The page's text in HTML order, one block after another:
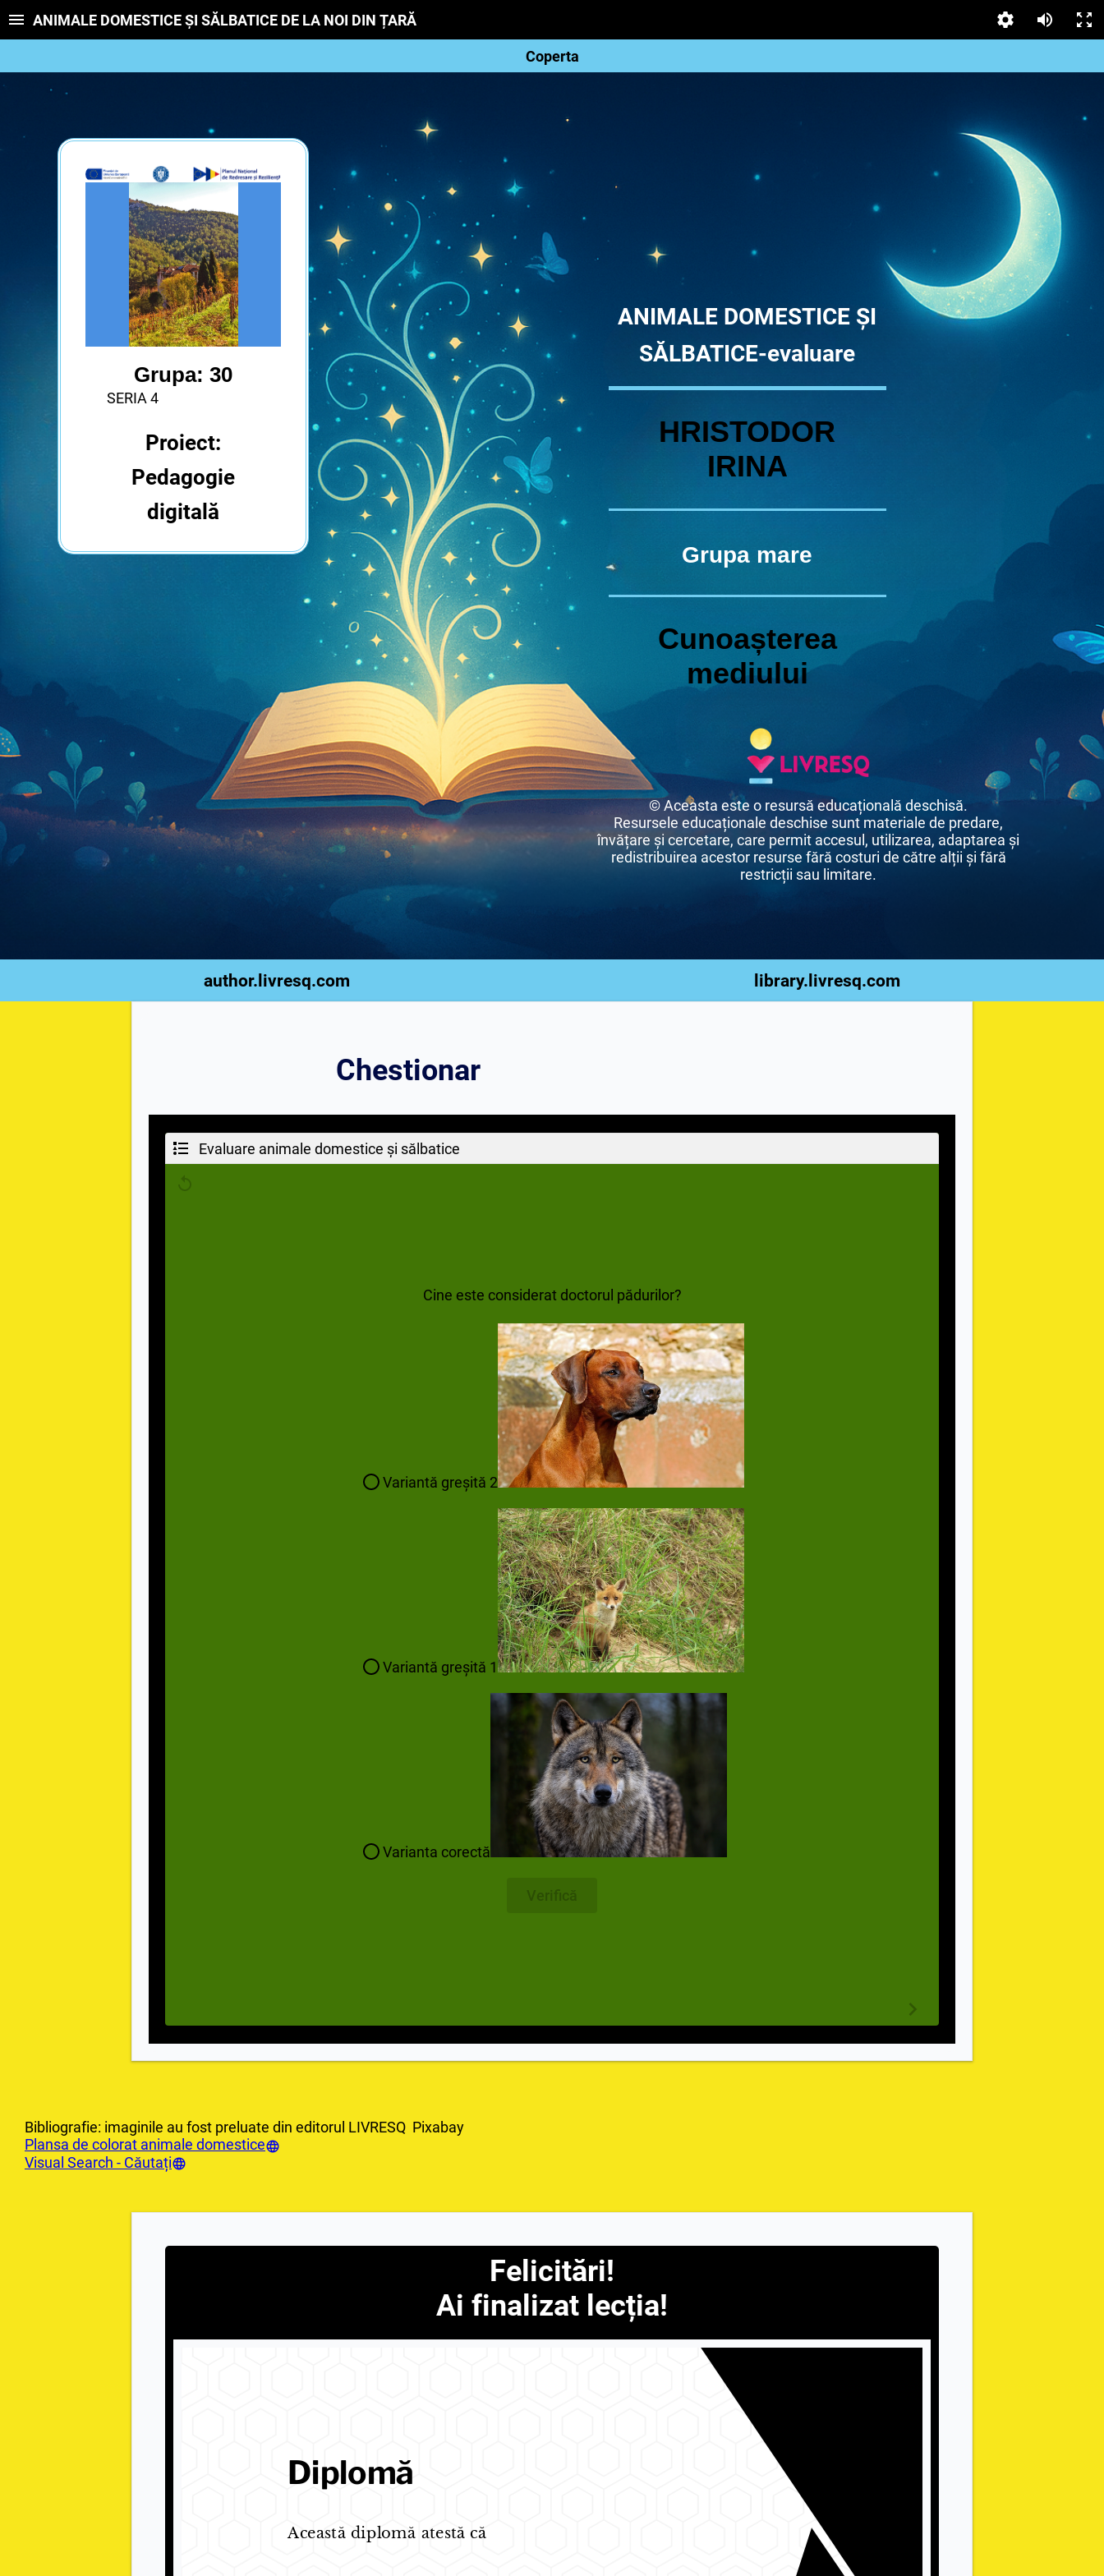
ANIMALE DOMESTICE ȘI SĂLBATICE DE LA NOI DIN ȚARĂ
Coperta
Grupa: 30
SERIA 4
Proiect:
Pedagogie
digitală
ANIMALE DOMESTICE ȘI
SĂLBATICE-evaluare
HRISTODOR
IRINA
Grupa mare
Cunoașterea
mediului
© Aceasta este o resursă educațională deschisă.
Resursele educaționale deschise sunt materiale de predare,
învățare și cercetare, care permit accesul, utilizarea, adaptarea și
redistribuirea acestor resurse fără costuri de către alții și fără
restricții sau limitare.
author.livresq.com library.livresq.com
Chestionar
Evaluare animale domestice și sălbatice
Cine este considerat doctorul pădurilor?
Variantă greșită 2
Variantă greșită 1
Varianta corectă
Verifică
Bibliografie: imaginile au fost preluate din editorul LIVRESQ Pixabay
Plansa de colorat animale domestice
Visual Search - Căutați
Felicitări!
Ai finalizat lecția!
Diplomă
Această diplomă atestă că